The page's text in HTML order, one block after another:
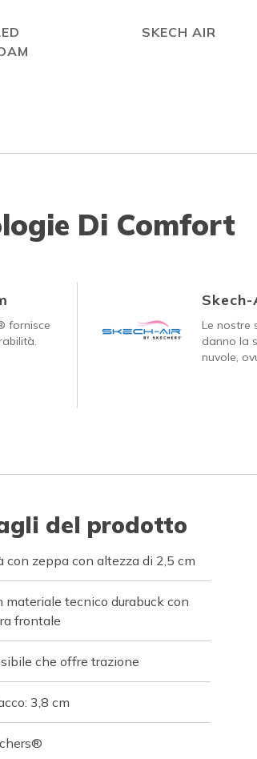
SKECH AIR
Di Comfort
fornisce
Le nostre
danno la
nuvole,
del prodotto
con zeppa con altezza di 2,5 cm
materiale tecnico durabuck con
frontale
che offre trazione
3,8 cm